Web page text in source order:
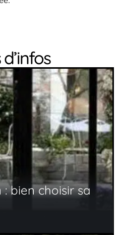
d’infos
bien choisir sa